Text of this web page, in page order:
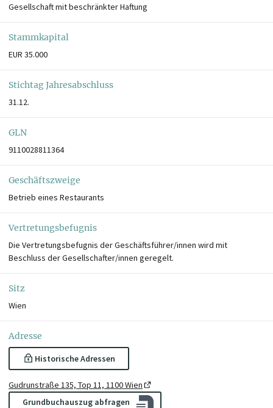
Gesellschaft mit beschränkter Haftung
Stammkapital
EUR 35.000
Stichtag Jahresabschluss
31.12.
GLN
9110028811364
Geschäftszweige
Betrieb eines Restaurants
Vertretungsbefugnis
Die Vertretungsbefugnis der Geschäftsführer/innen wird mit
Beschluss der Gesellschafter/innen geregelt.
Sitz
Wien
Adresse
Historische Adressen
Gudrunstraße 135, Top 11, 1100 Wien
Grundbuchauszug abfragen